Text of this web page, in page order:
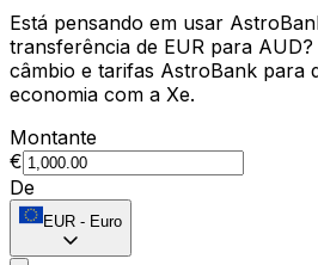
Está pensando em usar
transferência de EUR para
câmbio e tarifas AstroBank para
economia com a Xe.
Montante
€
De
EUR - Euro